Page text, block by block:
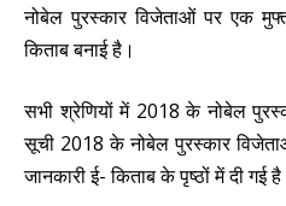
नोबेल पुरस्कार विजेताओं पर एक
किताब बनाई है।
सभी श्रेणियों में 2018 के नोबेल
सूची 2018 के नोबेल पुरस्कार
जानकारी ई- किताब के पृष्ठों में दी गई